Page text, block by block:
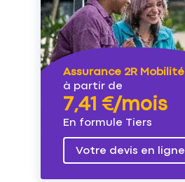
Assurance 2R Mobilité
à partir de
7,41 €/mois
En formule Tiers
Votre devis en ligne